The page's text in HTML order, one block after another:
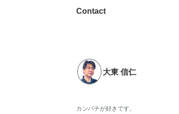
Contact
大東 信仁
カンパチが好きです。